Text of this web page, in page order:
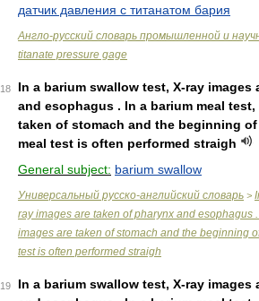
датчик давления с титанатом бария
Англо-русский словарь промышленной и
titanate pressure gage
18
In a barium swallow test, X-ray images
and esophagus . In a barium meal test,
taken of stomach and the beginning
meal test is often performed straigh
General subject: barium swallow
Универсальный русско-английский словарь >
ray images are taken of pharynx and esophagus
images are taken of stomach and the beginning
test is often performed straigh
19
In a barium swallow test, X-ray images